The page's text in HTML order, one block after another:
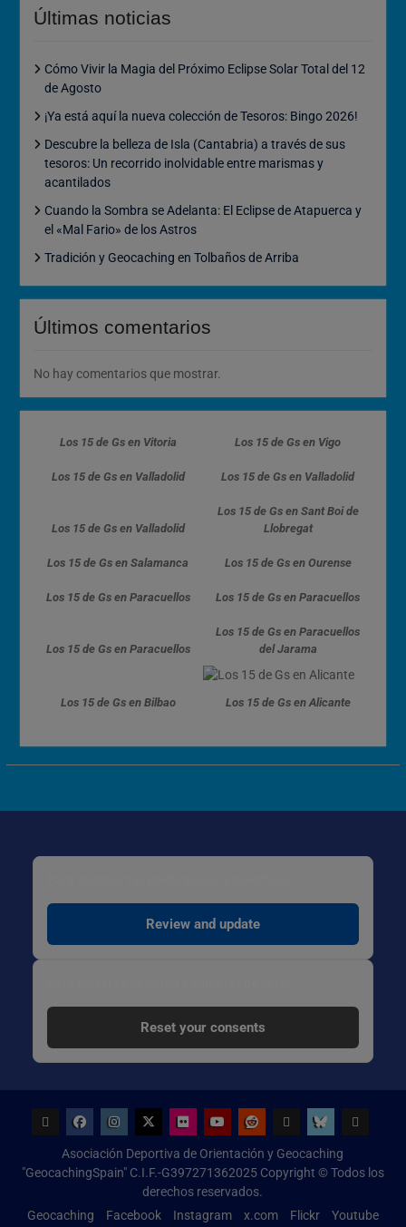
Últimas noticias
Cómo Vivir la Magia del Próximo Eclipse Solar Total del 12
de Agosto
¡Ya está aquí la nueva colección de Tesoros: Bingo 2026!
Descubre la belleza de Isla (Cantabria) a través de sus
tesoros: Un recorrido inolvidable entre marismas y
acantilados
Cuando la Sombra se Adelanta: El Eclipse de Atapuerca y
el «Mal Fario» de los Astros
Tradición y Geocaching en Tolbaños de Arriba
Últimos comentarios
No hay comentarios que mostrar.
Los 15 de Gs en Vitoria Los 15 de Gs en Vigo
Los 15 de Gs en Valladolid Los 15 de Gs en Valladolid
Los 15 de Gs en Valladolid
Los 15 de Gs en Sant Boi de
Llobregat
Los 15 de Gs en Salamanca Los 15 de Gs en Ourense
Los 15 de Gs en Paracuellos Los 15 de Gs en Paracuellos
Los 15 de Gs en Paracuellos
Los 15 de Gs en Paracuellos
del Jarama
Los 15 de Gs en Bilbao Los 15 de Gs en Alicante
Review and update
Reset your consents
Asociación Deportiva de Orientación y Geocaching
"GeocachingSpain" C.I.F.-G397271362025 Copyright © Todos los
derechos reservados.
Geocaching
Facebook Instagram x.com Flickr Youtube